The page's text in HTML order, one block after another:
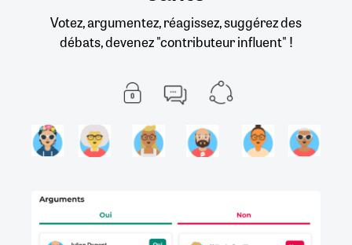
Votez, argumentez, réagissez, suggérez des
débats, devenez "contributeur influent" !